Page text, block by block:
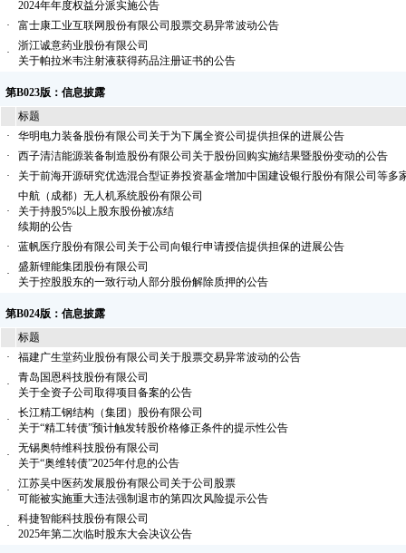
2024年年度权益分派实施公告
·
富士康工业互联网股份有限公司股票交易异常波动公告
·
浙江诚意药业股份有限公司
关于帕拉米韦注射液获得药品注册证书的公告
第B023版：信息披露
标题
·
华明电力装备股份有限公司关于为下属全资公司提供担保的进展公告
·
西子清洁能源装备制造股份有限公司关于股份回购实施结果暨股份变动的公告
·
关于前海开源研究优选混合型证券投资基金增加中国建设银行股份有限公司等多
·
中航（成都）无人机系统股份有限公司
关于持股5%以上股东股份被冻结
续期的公告
·
蓝帆医疗股份有限公司关于公司向银行申请授信提供担保的进展公告
·
盛新锂能集团股份有限公司
关于控股股东的一致行动人部分股份解除质押的公告
第B024版：信息披露
标题
·
福建广生堂药业股份有限公司关于股票交易异常波动的公告
·
青岛国恩科技股份有限公司
关于全资子公司取得项目备案的公告
·
长江精工钢结构（集团）股份有限公司
关于“精工转债”预计触发转股价格修正条件的提示性公告
·
无锡奥特维科技股份有限公司
关于“奥维转债”2025年付息的公告
·
江苏吴中医药发展股份有限公司关于公司股票
可能被实施重大违法强制退市的第四次风险提示公告
·
科捷智能科技股份有限公司
2025年第二次临时股东大会决议公告